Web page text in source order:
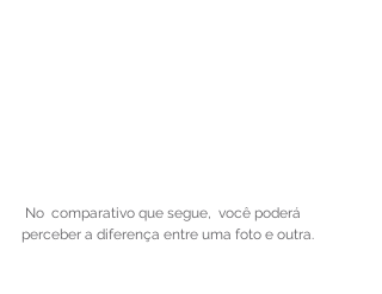
perceber a diferença entre uma foto e outra.